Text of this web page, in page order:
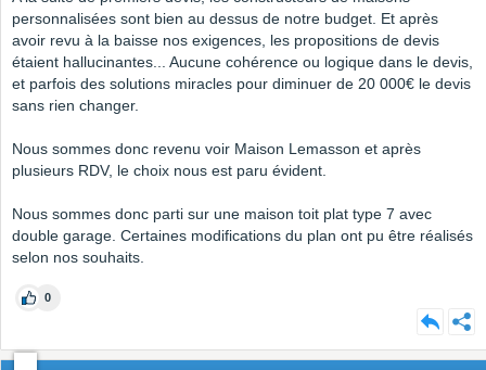
personnalisées sont bien au dessus de notre budget. Et après
avoir revu à la baisse nos exigences, les propositions de devis
étaient hallucinantes... Aucune cohérence ou logique dans le devis,
et parfois des solutions miracles pour diminuer de 20 000€ le devis
sans rien changer.
Nous sommes donc revenu voir Maison Lemasson et après
plusieurs RDV, le choix nous est paru évident.
Nous sommes donc parti sur une maison toit plat type 7 avec
double garage. Certaines modifications du plan ont pu être réalisés
selon nos souhaits.
0